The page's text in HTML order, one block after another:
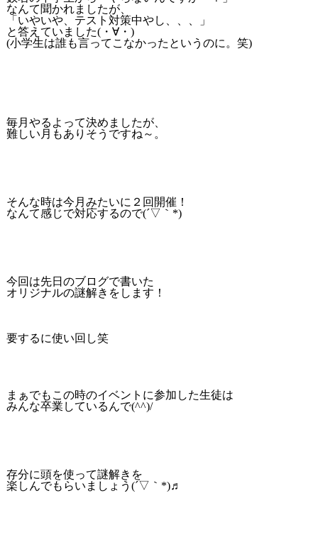
なんて聞かれましたが、
「いやいや、テスト対策中やし、、、」
と答えていました(・∀・)
(小学生は誰も言ってこなかったというのに。笑)
毎月やるよって決めましたが、
難しい月もありそうですね～。
そんな時は今月みたいに２回開催！
なんて感じで対応するので(´▽｀*)
今回は先日のブログで書いた
オリジナルの謎解きをします！
要するに使い回し笑
まぁでもこの時のイベントに参加した生徒は
みんな卒業しているんで(^^)/
存分に頭を使って謎解きを
楽しんでもらいましょう(´▽｀*)♬